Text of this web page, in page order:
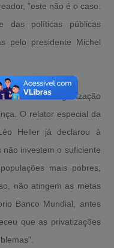
"este não é o caso.
das políticas públicas
pelo presidente Michel
mesmo a Organização
O relator especial da
Heller já declarou à
investem o suficiente
mais pobres,
não atingem as metas
Banco Mundial, antes
que as privatizações